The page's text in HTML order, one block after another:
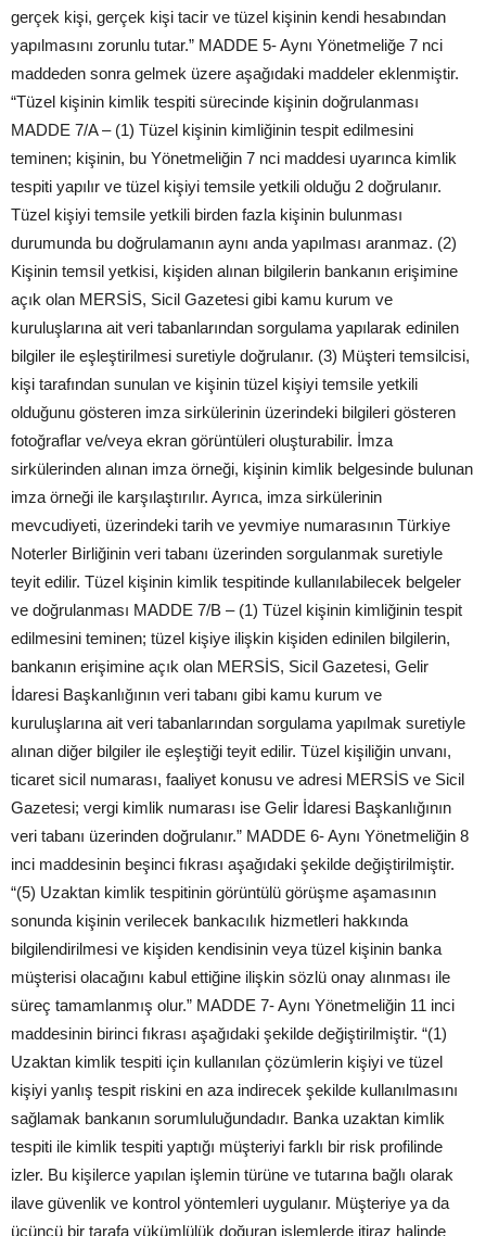
gerçek kişi, gerçek kişi tacir ve tüzel kişinin kendi hesabından
yapılmasını zorunlu tutar.” MADDE 5- Aynı Yönetmeliğe 7 nci
maddeden sonra gelmek üzere aşağıdaki maddeler eklenmiştir.
“Tüzel kişinin kimlik tespiti sürecinde kişinin doğrulanması
MADDE 7/A – (1) Tüzel kişinin kimliğinin tespit edilmesini
teminen; kişinin, bu Yönetmeliğin 7 nci maddesi uyarınca kimlik
tespiti yapılır ve tüzel kişiyi temsile yetkili olduğu 2 doğrulanır.
Tüzel kişiyi temsile yetkili birden fazla kişinin bulunması
durumunda bu doğrulamanın aynı anda yapılması aranmaz. (2)
Kişinin temsil yetkisi, kişiden alınan bilgilerin bankanın erişimine
açık olan MERSİS, Sicil Gazetesi gibi kamu kurum ve
kuruluşlarına ait veri tabanlarından sorgulama yapılarak edinilen
bilgiler ile eşleştirilmesi suretiyle doğrulanır. (3) Müşteri temsilcisi,
kişi tarafından sunulan ve kişinin tüzel kişiyi temsile yetkili
olduğunu gösteren imza sirkülerinin üzerindeki bilgileri gösteren
fotoğraflar ve/veya ekran görüntüleri oluşturabilir. İmza
sirkülerinden alınan imza örneği, kişinin kimlik belgesinde bulunan
imza örneği ile karşılaştırılır. Ayrıca, imza sirkülerinin
mevcudiyeti, üzerindeki tarih ve yevmiye numarasının Türkiye
Noterler Birliğinin veri tabanı üzerinden sorgulanmak suretiyle
teyit edilir. Tüzel kişinin kimlik tespitinde kullanılabilecek belgeler
ve doğrulanması MADDE 7/B – (1) Tüzel kişinin kimliğinin tespit
edilmesini teminen; tüzel kişiye ilişkin kişiden edinilen bilgilerin,
bankanın erişimine açık olan MERSİS, Sicil Gazetesi, Gelir
İdaresi Başkanlığının veri tabanı gibi kamu kurum ve
kuruluşlarına ait veri tabanlarından sorgulama yapılmak suretiyle
alınan diğer bilgiler ile eşleştiği teyit edilir. Tüzel kişiliğin unvanı,
ticaret sicil numarası, faaliyet konusu ve adresi MERSİS ve Sicil
Gazetesi; vergi kimlik numarası ise Gelir İdaresi Başkanlığının
veri tabanı üzerinden doğrulanır.” MADDE 6- Aynı Yönetmeliğin 8
inci maddesinin beşinci fıkrası aşağıdaki şekilde değiştirilmiştir.
“(5) Uzaktan kimlik tespitinin görüntülü görüşme aşamasının
sonunda kişinin verilecek bankacılık hizmetleri hakkında
bilgilendirilmesi ve kişiden kendisinin veya tüzel kişinin banka
müşterisi olacağını kabul ettiğine ilişkin sözlü onay alınması ile
süreç tamamlanmış olur.” MADDE 7- Aynı Yönetmeliğin 11 inci
maddesinin birinci fıkrası aşağıdaki şekilde değiştirilmiştir. “(1)
Uzaktan kimlik tespiti için kullanılan çözümlerin kişiyi ve tüzel
kişiyi yanlış tespit riskini en aza indirecek şekilde kullanılmasını
sağlamak bankanın sorumluluğundadır. Banka uzaktan kimlik
tespiti ile kimlik tespiti yaptığı müşteriyi farklı bir risk profilinde
izler. Bu kişilerce yapılan işlemin türüne ve tutarına bağlı olarak
ilave güvenlik ve kontrol yöntemleri uygulanır. Müşteriye ya da
üçüncü bir tarafa yükümlülük doğuran işlemlerde itiraz halinde